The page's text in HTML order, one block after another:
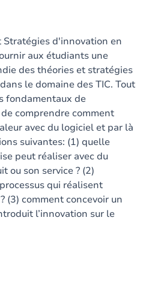
Stratégies d'innovation en
aux étudiants une
des théories et stratégies
le domaine des TIC. Tout
fondamentaux de
comprendre comment
avec du logiciel et par là
suivantes: (1) quelle
peut réaliser avec du
ou son service ? (2)
qui réalisent
(3) comment concevoir un
l’innovation sur le